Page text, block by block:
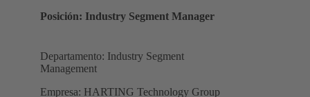
Posición: Industry Segment Manager
Departamento: Industry Segment
Management
Empresa: HARTING Technology Group